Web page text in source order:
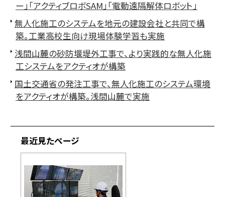
ー」「アクティブロボSAM」「電動遠隔解体ロボット」
無人化施工のシステムを地元の建設会社と共同で構
築。工業高校生向け現場体験学習も実施
浅間山麓の砂防堰堤外工事で、より実践的な無人化施
工システムをアクティオが構築
国土交通省の発注工事で、無人化施工のシステム環境
をアクティオが構築。浅間山麓で実施
最近見たページ